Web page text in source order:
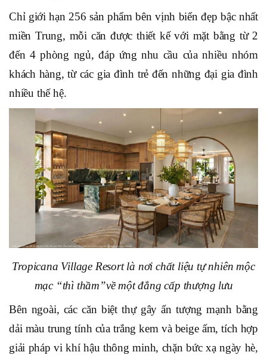
Chỉ giới hạn 256 sản phẩmbên vịnh biển đẹp bậc nhất
miền Trung, mỗi căn được thiết kế với mặt bằng từ 2
đến 4 phòng ngủ, đáp ứng nhu cầu của nhiều nhóm
khách hàng, từ các gia đình trẻ đến những đại gia đình
nhiều thế hệ.
Tropicana Village Resort là nơi chất liệu tự nhiên mộc
mạc “thì thầm”về một đẳng cấp thượng lưu
Bên ngoài, các căn biệt thự gây ấn tượng mạnh bằng
dải màu trung tính của trắng kem và beige ấm, tích hợp
giải pháp vi khí hậu thông minh, chặn bức xạ ngày hè,